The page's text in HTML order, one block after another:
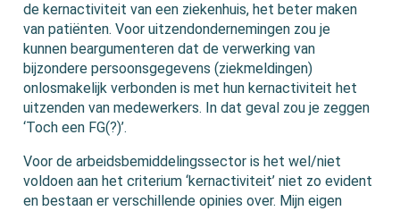
de kernactiviteit van een ziekenhuis, het beter maken
van patiënten. Voor uitzendondernemingen zou je
kunnen beargumenteren dat de verwerking van
bijzondere persoonsgegevens (ziekmeldingen)
onlosmakelijk verbonden is met hun kernactiviteit het
uitzenden van medewerkers. In dat geval zou je zeggen
‘Toch een FG(?)’.
Voor de arbeidsbemiddelingssector is het wel/niet
voldoen aan het criterium ‘kernactiviteit’ niet zo evident
en bestaan er verschillende opinies over. Mijn eigen